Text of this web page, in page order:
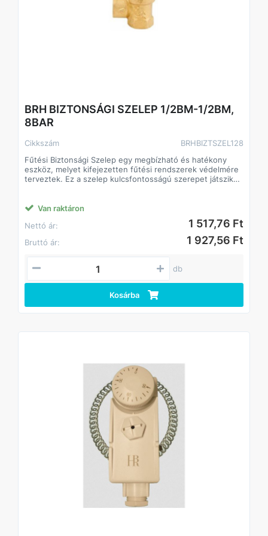
BRH BIZTONSÁGI SZELEP 1/2BM-1/2BM,
8BAR
Cikkszám
BRHBIZTSZEL128
Fűtési Biztonsági Szelep egy megbízható és hatékony
eszköz, melyet kifejezetten fűtési rendszerek védelmére
terveztek. Ez a szelep kulcsfontosságú szerepet játszik
jellemzőit és előnyeit:
Van raktáron
Nettó ár:
1 517,76 Ft
Bruttó ár: 1 927,56 Ft
db
Kosárba